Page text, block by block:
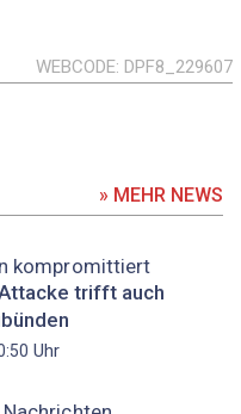
WEBCODE DPF8_229607
» MEHR NEWS
kompromittiert
trifft auch
Uhr